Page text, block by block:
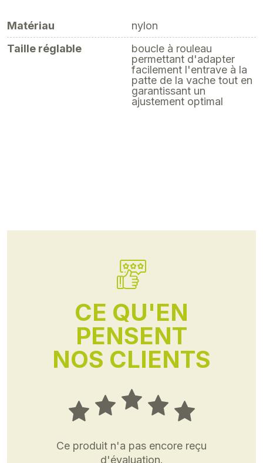
Matériau
nylon
Taille réglable
boucle à rouleau
permettant d'adapter
facilement l'entrave à la
patte de la vache tout en
garantissant un
ajustement optimal
CE QU'EN
PENSENT
NOS CLIENTS
Ce produit n'a pas encore reçu
d'évaluation.